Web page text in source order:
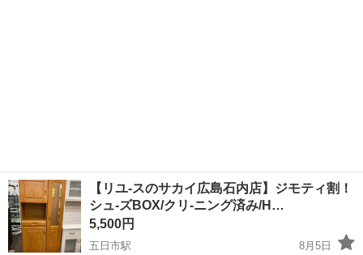
【リユ-スのサカイ広島石内店】ジモティ割！
シュ-ズBOX/クリ-ニング済み/H…
5,500円
五日市駅
8月5日